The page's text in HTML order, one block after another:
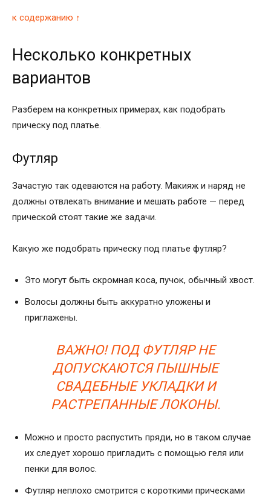
к содержанию ↑
Несколько конкретных
вариантов
Разберем на конкретных примерах, как подобрать
прическу под платье.
Футляр
Зачастую так одеваются на работу. Макияж и наряд не
должны отвлекать внимание и мешать работе — перед
прической стоят такие же задачи.
Какую же подобрать прическу под платье футляр?
Это могут быть скромная коса, пучок, обычный хвост.
Волосы должны быть аккуратно уложены и
приглажены.
ВАЖНО! ПОД ФУТЛЯР НЕ
ДОПУСКАЮТСЯ ПЫШНЫЕ
СВАДЕБНЫЕ УКЛАДКИ И
РАСТРЕПАННЫЕ ЛОКОНЫ.
Можно и просто распустить пряди, но в таком случае
их следует хорошо пригладить с помощью геля или
пенки для волос.
Футляр неплохо смотрится с короткими прическами